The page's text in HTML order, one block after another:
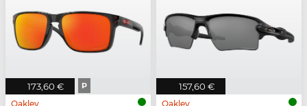
173,60 € P
Oakley
157,60 €
Oakley